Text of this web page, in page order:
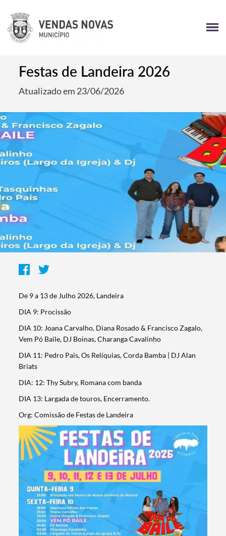
Festas de Landeira 2026
Atualizado em 23/06/2026
De 9 a 13 de Julho 2026, Landeira
DIA 9: Procissão
DIA 10: Joana Carvalho, Diana Rosado & Francisco Zagalo,
Vem Pó Baile, DJ Boinas, Charanga Cavalinho
DIA 11: Pedro Pais, Os Relíquias, Corda Bamba | DJ Alan
Briats
DIA: 12: Thy Subry, Romana com banda
DIA 13: Largada de touros, Encerramento.
Org: Comissão de Festas de Landeira